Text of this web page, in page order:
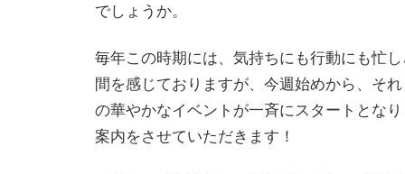
でしょうか。
毎年この時期には、気持ちにも行動にも忙
間を感じておりますが、今週始めから、そ
の華やかなイベントが一斉にスタートとな
案内をさせていただきます！